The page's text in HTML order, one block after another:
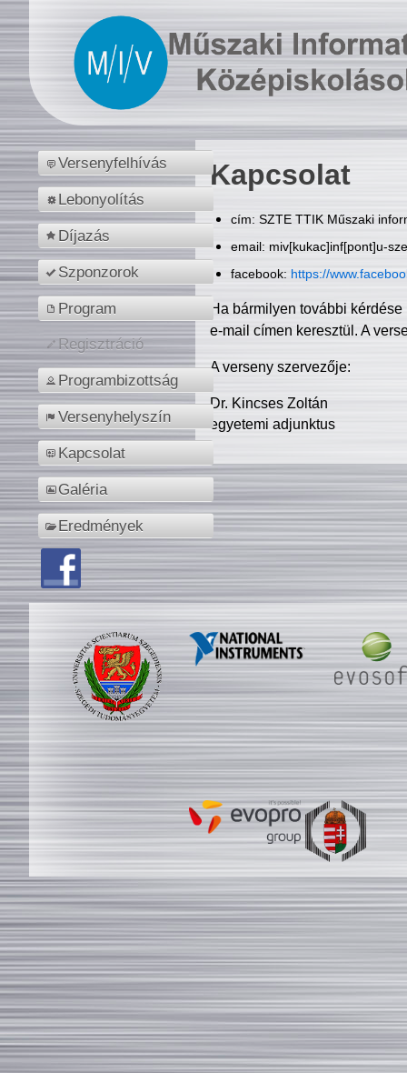
Versenyfelhívás
Lebonyolítás
Díjazás
Szponzorok
Program
Regisztráció
Programbizottság
Versenyhelyszín
Kapcsolat
Galéria
Eredmények
Kapcsolat
cím: SZTE TTIK Műszaki
email: miv[kukac]inf[pont]u-
facebook: https://
Ha bármilyen további
e-mail címen keresztül. A
A verseny szervezője:
Dr. Kincses Zoltán
egyetemi adjunktus